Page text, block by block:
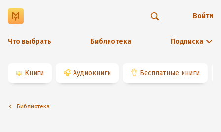
Что выбрать Библиотека Подписка
Войти
📖 Книги 🎧 Аудиокниги 👌 Бесплатные книги
Библиотека